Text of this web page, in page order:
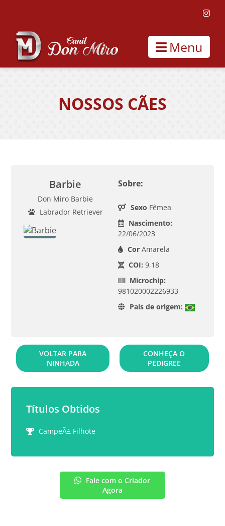
Menu
NOSSOS CÃES
Barbie
Don Miro Barbie
Labrador Retriever
Sobre:
Sexo Fêmea
Nascimento:
22/06/2023
CorAmarela
COI: 9,18
Microchip:
981020002226933
País de origem:
VOLTAR PARA
NINHADA
CONHEÇA O
PEDIGREE
Títulos Obtidos
CampeÃ£ Filhote
Fale com o Criador
Agora